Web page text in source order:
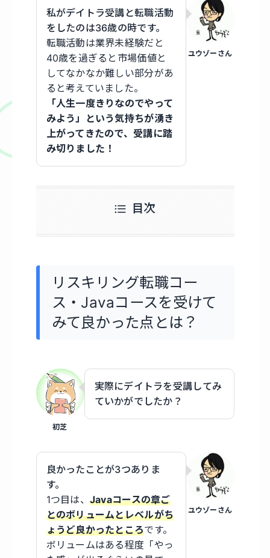
ユウゾーさん
私がデイトラ受講と転職活動
をしたのは36歳の時です。
転職活動は業界未経験だと
40歳を過ぎると市場価値と
してなかなか難しい部分があ
ると考えていました。
「人生一度きりなのでやって
みよう」という気持ちが湧き
上がってきたので、受講に踏
み切りました！
目次
リスキリング転職コー
ス・Javaコースを受けて
みて良かった点とは？
初芝
実際にデイトラを受講してみ
ていかがでしたか？
ユウゾーさん
良かったことが3つありま
す。
1つ目は、 Javaコースの章ご
とのボリュームとレベルがち
ょうど良かったところです。
ボリュームはある程度「やっ